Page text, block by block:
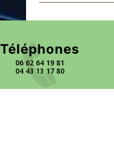
Téléphones
06 62 64 19 81
04 43 13 17 80